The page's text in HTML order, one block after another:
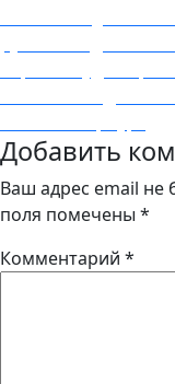
Навигация
по
записям
Добавить
Ваш адрес email не
поля помечены *
Комментарий *